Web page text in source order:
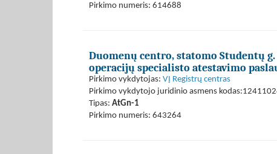
Pirkimo numeris: 614688
Duomenų centro, statomo Studentų
operacijų specialisto atestavimo
Pirkimo vykdytojas: VĮ Registrų centras
Pirkimo vykdytojo juridinio asmens
Tipas: AtGn-1
Pirkimo numeris: 643264